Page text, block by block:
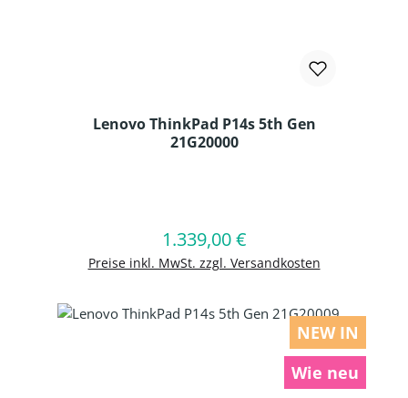
Lenovo ThinkPad P14s 5th Gen
21G20000
Regulärer Preis:
1.339,00 €
Preise inkl. MwSt. zzgl. Versandkosten
In den Warenkorb
NEW IN
Wie neu